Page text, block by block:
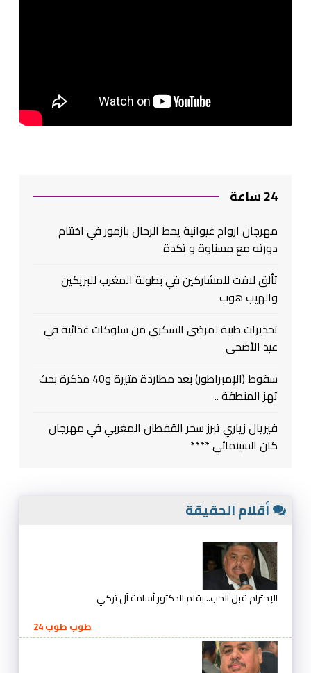
24 ساعة
مهرجان ارواح غيوانية يحط الرحال بازمور في اختتام
دورته مع مسناوة و تكدة
تألق لافت للمشاركين في بطولة المغرب للبريكين
والهيب هوب
تحذيرات طبية لمرضى السكري من سلوكات غذائية في
عيد الأضحى
سقوط (الإمبراطور) بعد مطاردة متيرة و40 مذكرة بحث
تهز المنطقة ..
فيريال زياري تبرز سحر القفطان المغربي في مهرجان
كان السينمائي ****
أقلام الحقيقة
الإحترام قبل الحب.. بقلم الدكتور أسامة آل تركي
طوب طوب 24